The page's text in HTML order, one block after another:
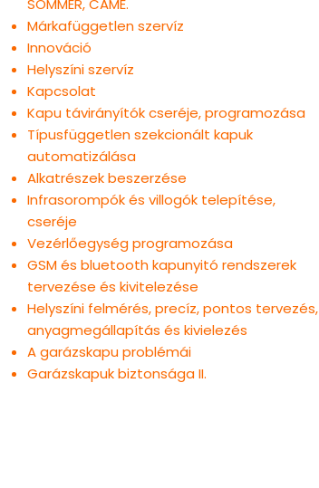
SOMMER, CAME.
Márkafüggetlen szervíz
Innováció
Helyszíni szervíz
Kapcsolat
Kapu távirányítók cseréje, programozása
Típusfüggetlen szekcionált kapuk
automatizálása
Alkatrészek beszerzése
Infrasorompók és villogók telepítése,
cseréje
Vezérlőegység programozása
GSM és bluetooth kapunyitó rendszerek
tervezése és kivitelezése
Helyszíni felmérés, precíz, pontos tervezés,
anyagmegállapítás és kivielezés
A garázskapu problémái
Garázskapuk biztonsága II.